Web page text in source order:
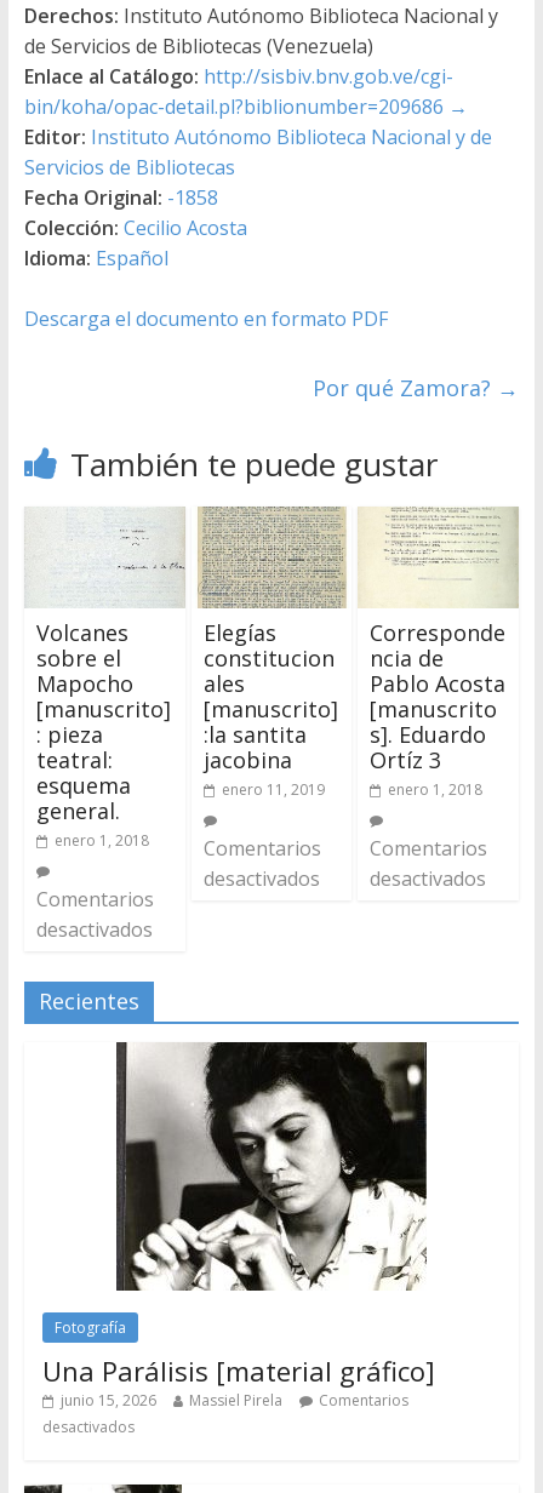
Derechos: Instituto Autónomo Biblioteca Nacional y
de Servicios de Bibliotecas (Venezuela)
Enlace al Catálogo: http://sisbiv.bnv.gob.ve/cgi-
bin/koha/opac-detail.pl?biblionumber=209686 →
Editor: Instituto Autónomo Biblioteca Nacional y de
Servicios de Bibliotecas
Fecha Original: -1858
Colección: Cecilio Acosta
Idioma: Español
Descarga el documento en formato PDF
Por qué Zamora? →
También te puede gustar
Volcanes
sobre el
Mapocho
[manuscrito]
: pieza
teatral:
esquema
general.
enero 1, 2018
Comentarios
desactivados
Elegías
constitucion
ales
[manuscrito]
:la santita
jacobina
enero 11, 2019
Comentarios
desactivados
Corresponde
ncia de
Pablo Acosta
[manuscrito
s]. Eduardo
Ortíz 3
enero 1, 2018
Comentarios
desactivados
Recientes
Fotografía
Una Parálisis [material gráfico]
junio 15, 2026 Massiel Pirela
Comentarios
desactivados